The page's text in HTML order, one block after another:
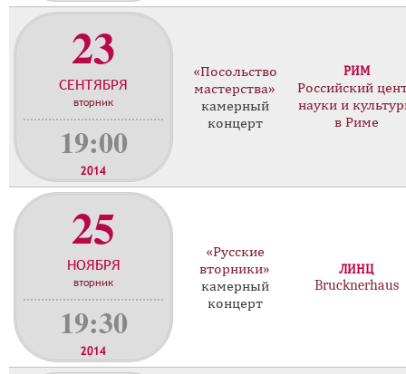
23
СЕНТЯБРЯ
вторник
19:00
2014
«Посольство
мастерства»
камерный
концерт
РИМ
Российский
науки и
в Риме
25
НОЯБРЯ
вторник
19:30
2014
«Русские
вторники»
камерный
концерт
ЛИНЦ
Brucknerhaus